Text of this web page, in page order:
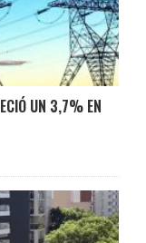
UN 3,7% EN